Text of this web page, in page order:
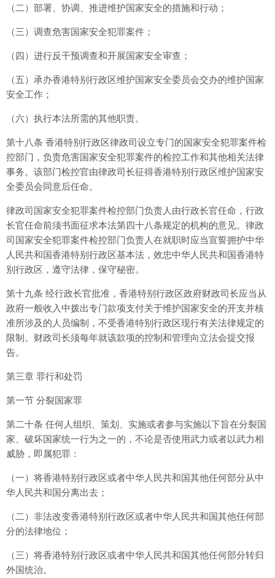
（二）部署、协调、推进维护国家安全的措施和行动；
（三）调查危害国家安全犯罪案件；
（四）进行反干预调查和开展国家安全审查；
（五）承办香港特别行政区维护国家安全委员会交办的维护国家
安全工作；
（六）执行本法所需的其他职责。
第十八条 香港特别行政区律政司设立专门的国家安全犯罪案件检
控部门，负责危害国家安全犯罪案件的检控工作和其他相关法律
事务。该部门检控官由律政司长征得香港特别行政区维护国家安
全委员会同意后任命。
律政司国家安全犯罪案件检控部门负责人由行政长官任命，行政
长官任命前须书面征求本法第四十八条规定的机构的意见。律政
司国家安全犯罪案件检控部门负责人在就职时应当宣誓拥护中华
人民共和国香港特别行政区基本法，效忠中华人民共和国香港特
别行政区，遵守法律，保守秘密。
第十九条 经行政长官批准，香港特别行政区政府财政司长应当从
政府一般收入中拨出专门款项支付关于维护国家安全的开支并核
准所涉及的人员编制，不受香港特别行政区现行有关法律规定的
限制。财政司长须每年就该款项的控制和管理向立法会提交报
告。
第三章 罪行和处罚
第一节 分裂国家罪
第二十条 任何人组织、策划、实施或者参与实施以下旨在分裂国
家、破坏国家统一行为之一的，不论是否使用武力或者以武力相
威胁，即属犯罪：
（一）将香港特别行政区或者中华人民共和国其他任何部分从中
华人民共和国分离出去；
（二）非法改变香港特别行政区或者中华人民共和国其他任何部
分的法律地位；
（三）将香港特别行政区或者中华人民共和国其他任何部分转归
外国统治。